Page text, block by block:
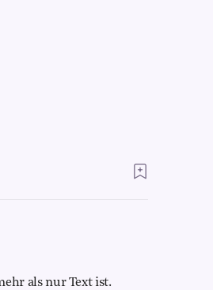
als nur Text ist.